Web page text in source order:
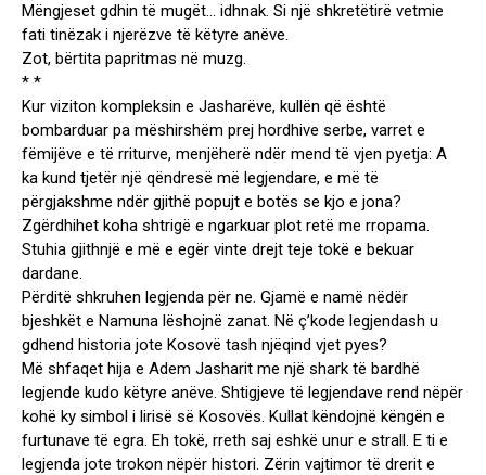
Mëngjeset gdhin të mugët… idhnak. Si një shkretëtirë vetmie
fati tinëzak i njerëzve të këtyre anëve.
Zot, bërtita papritmas në muzg.
* *
Kur viziton kompleksin e Jasharëve, kullën që është
bombarduar pa mëshirshëm prej hordhive serbe, varret e
fëmijëve e të rriturve, menjëherë ndër mend të vjen pyetja: A
ka kund tjetër një qëndresë më legjendare, e më të
përgjakshme ndër gjithë popujt e botës se kjo e jona?
Zgërdhihet koha shtrigë e ngarkuar plot retë me rropama.
Stuhia gjithnjë e më e egër vinte drejt teje tokë e bekuar
dardane.
Përditë shkruhen legjenda për ne. Gjamë e namë nëdër
bjeshkët e Namuna lëshojnë zanat. Në ç’kode legjendash u
gdhend historia jote Kosovë tash njëqind vjet pyes?
Më shfaqet hija e Adem Jasharit me një shark të bardhë
legjende kudo këtyre anëve. Shtigjeve të legjendave rend nëpër
kohë ky simbol i lirisë së Kosovës. Kullat këndojnë këngën e
furtunave të egra. Eh tokë, rreth saj eshkë unur e strall. E ti e
legjenda jote trokon nëpër histori. Zërin vajtimor të drerit e